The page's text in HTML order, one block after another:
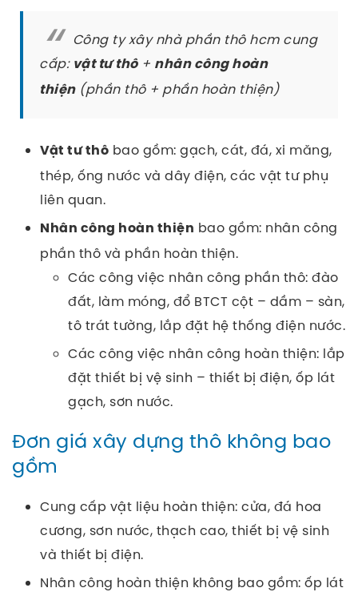
Công ty xây nhà phần thô hcm cung
cấp: vật tư thô+ nhân công hoàn
thiện(phần thô + phần hoàn thiện)
Vật tư thô bao gồm: gạch, cát, đá, xi măng,
thép, ống nước và dây điện, các vật tư phụ
liên quan.
Nhân công hoàn thiện bao gồm: nhân công
phần thô và phần hoàn thiện.
Các công việc nhân công phần thô: đào
đất, làm móng, đổ BTCT cột – dầm – sàn,
tô trát tường, lắp đặt hệ thống điện nước.
Các công việc nhân công hoàn thiện: lắp
đặt thiết bị vệ sinh – thiết bị điện, ốp lát
gạch, sơn nước.
Đơn giá xây dựng thô không bao
gồm
Cung cấp vật liệu hoàn thiện: cửa, đá hoa
cương, sơn nước, thạch cao, thiết bị vệ sinh
và thiết bị điện.
Nhân công hoàn thiện không bao gồm: ốp lát